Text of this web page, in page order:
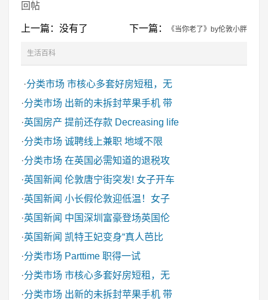
回帖
上一篇：没有了 下一篇： 《当你老了》by伦敦小胖
生活百科
·分类市场 市核心多套好房短租，无
·分类市场 出新的未拆封苹果手机 带
·英国房产 提前还存款 Decreasing life
·分类市场 诚聘线上兼职 地域不限
·分类市场 在英国必需知道的退税攻
·英国新闻 伦敦唐宁街突发! 女子开车
·英国新闻 小长假伦敦迎低温！女子
·英国新闻 中国深圳富豪登场英国伦
·英国新闻 凯特王妃变身“真人芭比
·分类市场 Parttime 职得一试
·分类市场 市核心多套好房短租，无
·分类市场 出新的未拆封苹果手机 带